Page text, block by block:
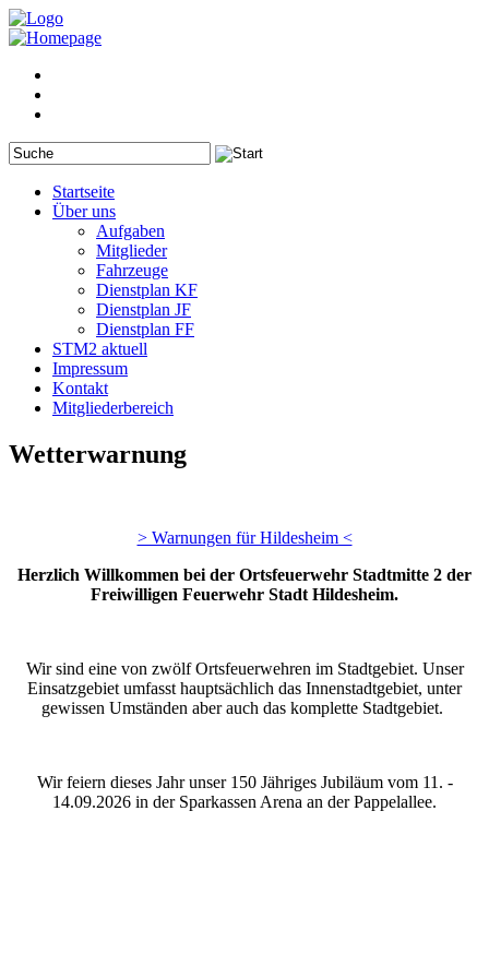
Startseite
Über uns
Aufgaben
Mitglieder
Fahrzeuge
Dienstplan KF
Dienstplan JF
Dienstplan FF
STM2 aktuell
Impressum
Kontakt
Mitgliederbereich
Wetterwarnung
> Warnungen für Hildesheim <
Herzlich Willkommen bei der Ortsfeuerwehr Stadtmitte 2 der
Freiwilligen Feuerwehr Stadt Hildesheim.
Wir sind eine von zwölf Ortsfeuerwehren im Stadtgebiet. Unser
Einsatzgebiet umfasst hauptsächlich das Innenstadtgebiet, unter
gewissen Umständen aber auch das komplette Stadtgebiet.
Wir feiern dieses Jahr unser 150 Jähriges Jubiläum vom 11. -
14.09.2026 in der Sparkassen Arena an der Pappelallee.